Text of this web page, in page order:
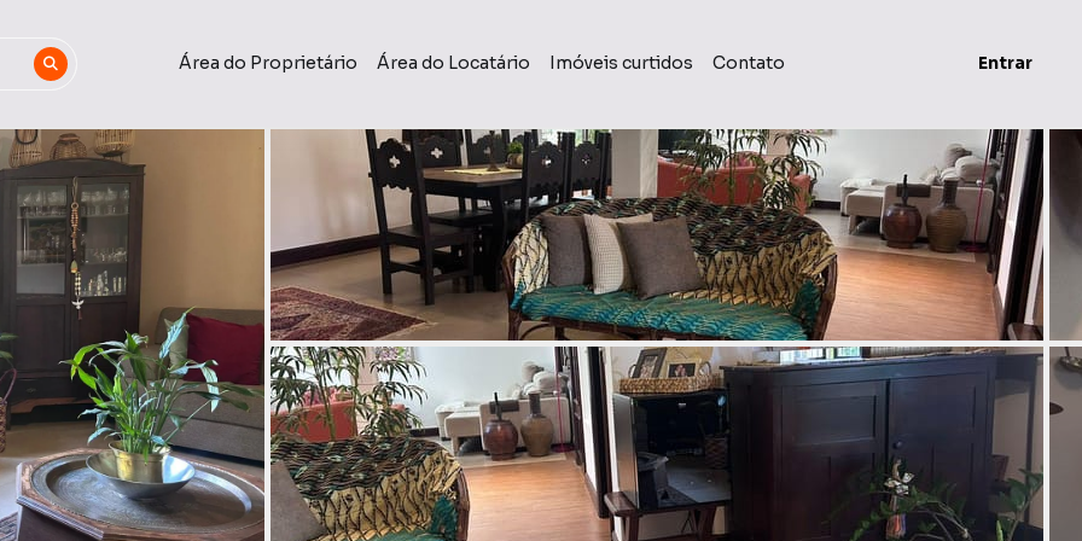
Área do Proprietário Área do Locatário Imóveis curtidos Contato Entrar